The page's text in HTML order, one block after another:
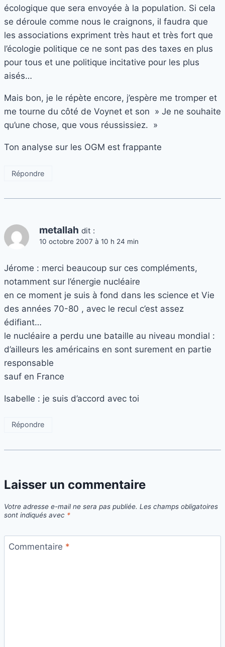
écologique que sera envoyée à la population. Si cela
se déroule comme nous le craignons, il faudra que
les associations expriment très haut et très fort que
l’écologie politique ce ne sont pas des taxes en plus
pour tous et une politique incitative pour les plus
aisés…
Mais bon, je le répète encore, j’espère me tromper et
me tourne du côté de Voynet et son » Je ne souhaite
qu’une chose, que vous réussissiez. »
Ton analyse sur les OGM est frappante
Répondre
metallah dit :
10 octobre 2007 à 10 h 24 min
Jérome : merci beaucoup sur ces compléments,
notamment sur l’énergie nucléaire
en ce moment je suis à fond dans les science et Vie
des années 70-80 , avec le recul c’est assez
édifiant…
le nucléaire a perdu une bataille au niveau mondial :
d’ailleurs les américains en sont surement en partie
responsable
sauf en France
Isabelle : je suis d’accord avec toi
Répondre
Laisser un commentaire
Votre adresse e-mail ne sera pas publiée. Les champs obligatoires
sont indiqués avec *
Commentaire *